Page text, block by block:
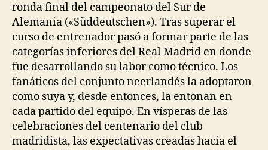
ronda final del campeonato del Sur de
Alemania («Süddeutschen»). Tras superar el
curso de entrenador pasó a formar parte de las
categorías inferiores del Real Madrid en donde
fue desarrollando su labor como técnico. Los
fanáticos del conjunto neerlandés la adoptaron
como suya y, desde entonces, la entonan en
cada partido del equipo. En vísperas de las
celebraciones del centenario del club
madridista, las expectativas creadas hacia el